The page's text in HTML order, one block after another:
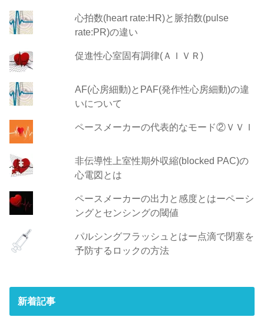
心拍数(heart rate:HR)と脈拍数(pulse
rate:PR)の違い
促進性心室固有調律(ＡＩＶＲ)
AF(心房細動)とPAF(発作性心房細動)の違
いについて
ペースメーカーの代表的なモード②ＶＶＩ
非伝導性上室性期外収縮(blocked PAC)の
心電図とは
ペースメーカーの出力と感度とはーペーシ
ングとセンシングの閾値
パルシングフラッシュとはー点滴で閉塞を
予防するロックの方法
新着記事